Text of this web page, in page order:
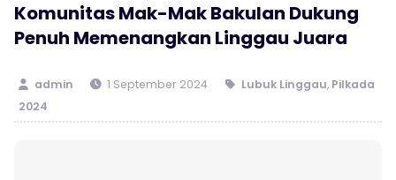
Komunitas Mak-Mak Bakulan Dukung
Penuh Memenangkan Linggau Juara
admin 1 September 2024 Lubuk Linggau, Pilkada
2024